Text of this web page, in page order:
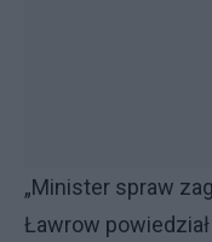
„Minister spraw
Ławrow